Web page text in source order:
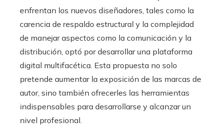
enfrentan los nuevos diseñadores, tales como la
carencia de respaldo estructural y la complejidad
de manejar aspectos como la comunicación y la
distribución, optó por desarrollar una plataforma
digital multifacética. Esta propuesta no solo
pretende aumentar la exposición de las marcas de
autor, sino también ofrecerles las herramientas
indispensables para desarrollarse y alcanzar un
nivel profesional.